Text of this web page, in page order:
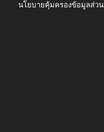
นโยบายคุ้มครองข้อมูลส่ว